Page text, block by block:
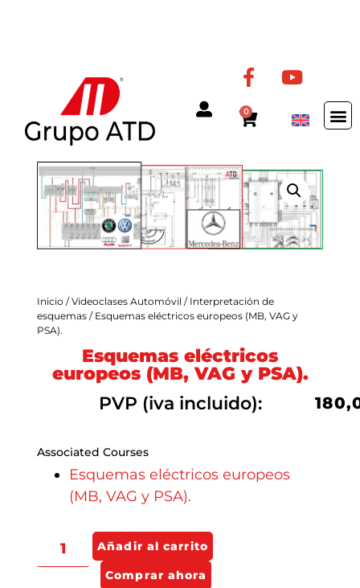
0
Inicio /Videoclases Automóvil / Interpretación de
esquemas/ Esquemas eléctricos europeos (MB, VAG y
PSA).
Esquemas eléctricos
europeos (MB, VAG y PSA).
PVP (iva incluido):
Associated Courses
Esquemas eléctricos europeos
(MB, VAG y PSA).
Añadir al carrito
Comprar ahora